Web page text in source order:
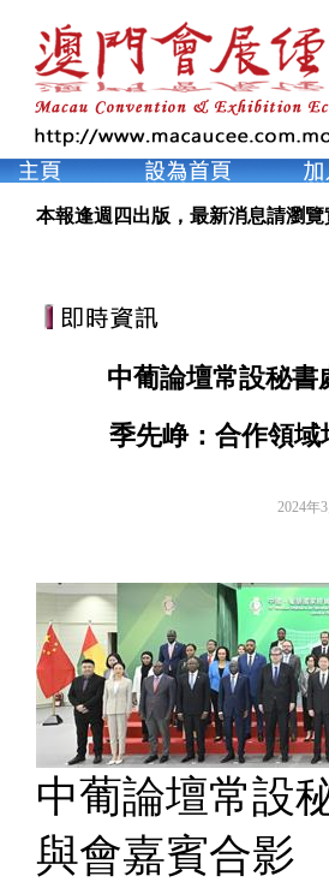
本報逢週四出版，最新消息請瀏覽
中葡論壇常設秘書
季先峥：合作領
2024年
中葡論壇常設
與會嘉賓合影